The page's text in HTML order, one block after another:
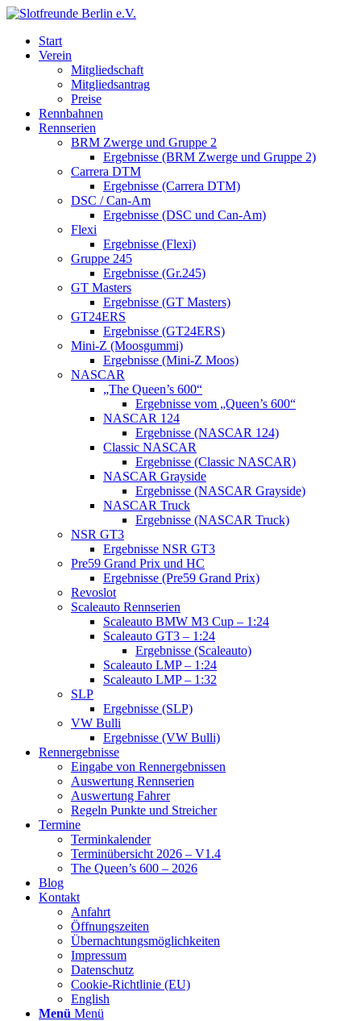
Start
Verein
Mitgliedschaft
Mitgliedsantrag
Preise
Rennbahnen
Rennserien
BRM Zwerge und Gruppe 2
Ergebnisse (BRM Zwerge und Gruppe 2)
Carrera DTM
Ergebnisse (Carrera DTM)
DSC / Can-Am
Ergebnisse (DSC und Can-Am)
Flexi
Ergebnisse (Flexi)
Gruppe 245
Ergebnisse (Gr.245)
GT Masters
Ergebnisse (GT Masters)
GT24ERS
Ergebnisse (GT24ERS)
Mini-Z (Moosgummi)
Ergebnisse (Mini-Z Moos)
NASCAR
„The Queen’s 600“
Ergebnisse vom „Queen’s 600“
NASCAR 124
Ergebnisse (NASCAR 124)
Classic NASCAR
Ergebnisse (Classic NASCAR)
NASCAR Grayside
Ergebnisse (NASCAR Grayside)
NASCAR Truck
Ergebnisse (NASCAR Truck)
NSR GT3
Ergebnisse NSR GT3
Pre59 Grand Prix und HC
Ergebnisse (Pre59 Grand Prix)
Revoslot
Scaleauto Rennserien
Scaleauto BMW M3 Cup – 1:24
Scaleauto GT3 – 1:24
Ergebnisse (Scaleauto)
Scaleauto LMP – 1:24
Scaleauto LMP – 1:32
SLP
Ergebnisse (SLP)
VW Bulli
Ergebnisse (VW Bulli)
Rennergebnisse
Eingabe von Rennergebnissen
Auswertung Rennserien
Auswertung Fahrer
Regeln Punkte und Streicher
Termine
Terminkalender
Terminübersicht 2026 – V1.4
The Queen’s 600 – 2026
Blog
Kontakt
Anfahrt
Öffnungszeiten
Übernachtungsmöglichkeiten
Impressum
Datenschutz
Cookie-Richtlinie (EU)
English
Menü Menü